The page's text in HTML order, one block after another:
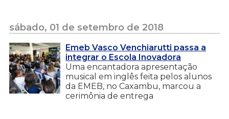
sábado, 01 de setembro de 2018
Emeb Vasco Venchiarutti passa a
integrar o Escola Inovadora
Uma encantadora apresentação
musical em inglês feita pelos alunos
da EMEB, no Caxambu, marcou a
cerimônia de entrega